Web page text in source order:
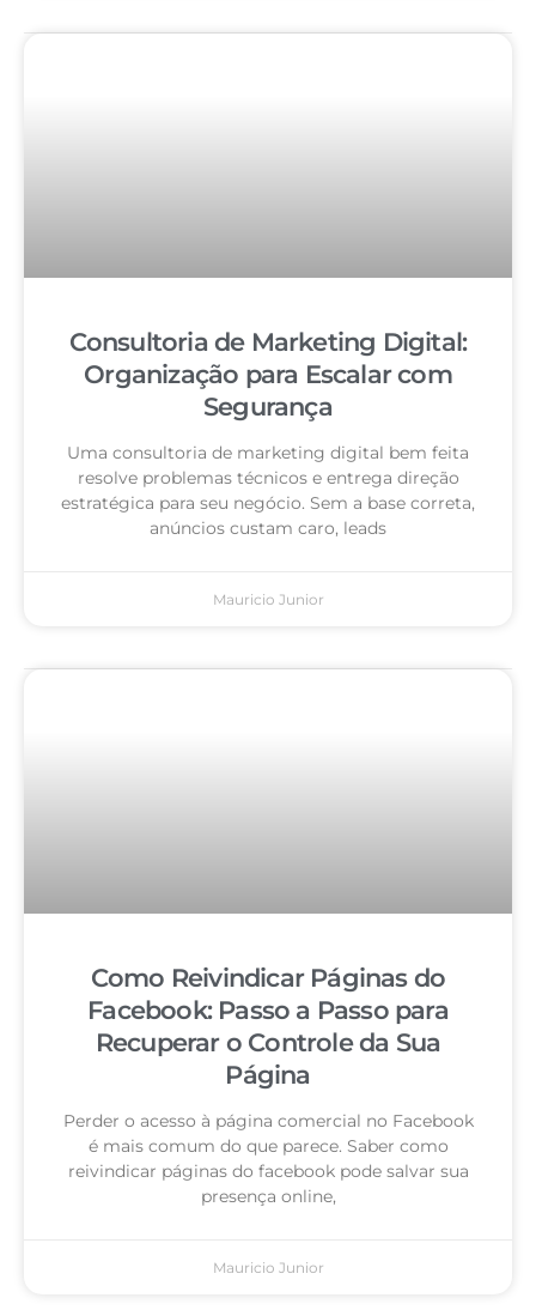
Consultoria de Marketing Digital:
Organização para Escalar com
Segurança
Uma consultoria de marketing digital bem feita
resolve problemas técnicos e entrega direção
estratégica para seu negócio. Sem a base correta,
anúncios custam caro, leads
Mauricio Junior
Como Reivindicar Páginas do
Facebook: Passo a Passo para
Recuperar o Controle da Sua
Página
Perder o acesso à página comercial no Facebook
é mais comum do que parece. Saber como
reivindicar páginas do facebook pode salvar sua
presença online,
Mauricio Junior